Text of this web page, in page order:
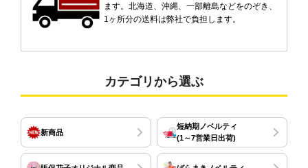
ます。北海道、沖縄、一部離島などをのぞき、
1ヶ所分の送料は弊社で負担します。
カテゴリから選ぶ
新商品
短納期ノベルティ
(1～7営業日出荷)